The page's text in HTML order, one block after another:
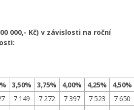
000,- Kč) v závislosti na roční
3,50% 3,75% 4,00% 4,25%
4,50%
7 149 7 272 7 397 7 523
7 650